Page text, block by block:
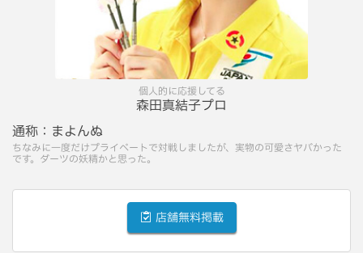
個人的に応援してる
森田真結子プロ
通称： まよんぬ
ちなみに一度だけプライベートで対戦しましたが、実物の可愛さヤバかった
です。ダーツの妖精かと思った。
店舗無料掲載